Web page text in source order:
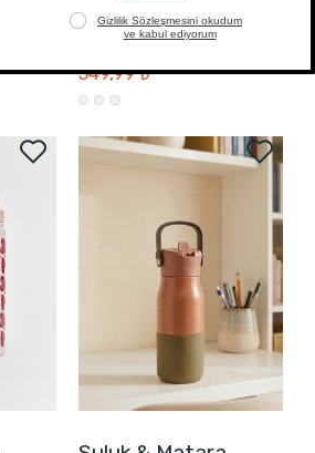
Suluk & Matara
KARIŞIK
549,99 ₺